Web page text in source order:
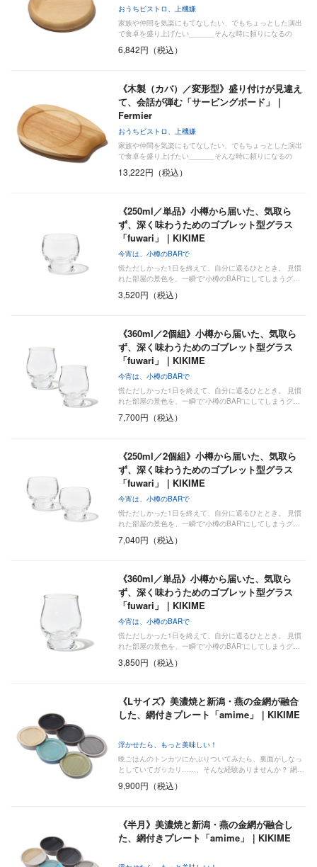
おうちビストロ、上機嫌
家族や仲間を気楽にもてなしたい、でもちょっとした演出
で食卓を盛り上げたい______そんな時に頼りになるの
6,842円（税込）
《木製（カバ）／変形型》盛り付けが見違え
て、会話が弾む「サービングボード」｜
Fermier
おうちビストロ、上機嫌
家族や仲間を気楽にもてなしたい、でもちょっとした演出
で食卓を盛り上げたい______そんな時に頼りになるの
13,222円（税込）
《250ml／単品》小樽から届いた、気取ら
ず、深く味わうためのゴブレット型グラス
「fuwari」｜KIKIME
今宵は、小樽のBARで
慌ただしかった1日を終えて、自分に還るひととき。 見慣
れた部屋の景色を、一瞬で“小樽のBAR”にしてしまうグ…
3,520円（税込）
《360ml／2個組》小樽から届いた、気取ら
ず、深く味わうためのゴブレット型グラス
「fuwari」｜KIKIME
今宵は、小樽のBARで
慌ただしかった1日を終えて、自分に還るひととき。 見慣
れた部屋の景色を、一瞬で“小樽のBAR”にしてしまうグ…
7,700円（税込）
《250ml／2個組》小樽から届いた、気取ら
ず、深く味わうためのゴブレット型グラス
「fuwari」｜KIKIME
今宵は、小樽のBARで
慌ただしかった1日を終えて、自分に還るひととき。 見慣
れた部屋の景色を、一瞬で“小樽のBAR”にしてしまうグ…
7,040円（税込）
《360ml／単品》小樽から届いた、気取ら
ず、深く味わうためのゴブレット型グラス
「fuwari」｜KIKIME
今宵は、小樽のBARで
慌ただしかった1日を終えて、自分に還るひととき。 見慣
れた部屋の景色を、一瞬で“小樽のBAR”にしてしまうグ…
3,850円（税込）
《Lサイズ》美濃焼と新潟・燕の金網が融合
した、網付きプレート「amime」｜KIKIME
浮かせたら、もっと美味しい！
晩ごはんのトンカツにかぶりついてみたら、裏面がしなっ
としていてガッカリ……、そんな経験ありませんか？ 網…
9,900円（税込）
《半月》美濃焼と新潟・燕の金網が融合し
た、網付きプレート「amime」｜KIKIME